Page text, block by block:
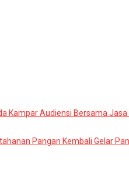
Kampar Audiensi Bersama
Pangan Kembali Gelar